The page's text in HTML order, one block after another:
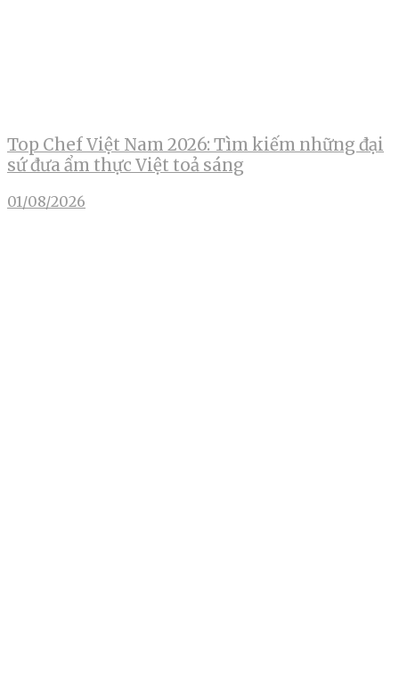
Top Chef Việt Nam 2026: Tìm kiếm những đại
sứ đưa ẩm thực Việt toả sáng
01/08/2026